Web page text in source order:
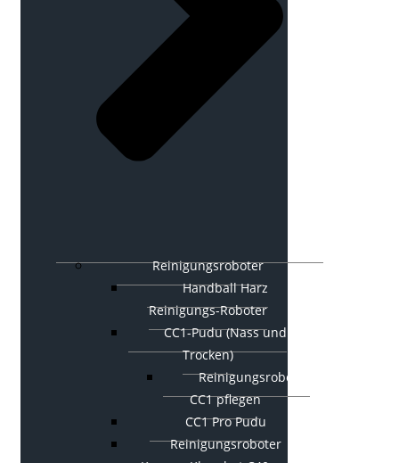
Reinigungsroboter
Handball Harz
Reinigungs-Roboter
CC1-Pudu (Nass und
Trocken)
Reinigungsroboter
CC1 pflegen
CC1 Pro Pudu
Reinigungsroboter